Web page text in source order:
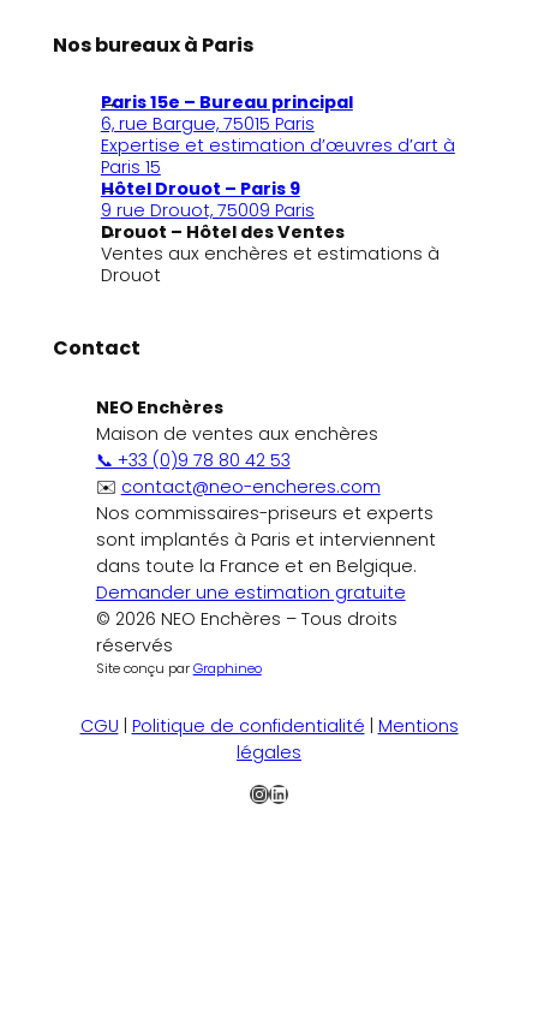
Nos bureaux à Paris
Paris 15e – Bureau principal
6, rue Bargue, 75015 Paris
Expertise et estimation d’œuvres d’art à
Paris 15
Hôtel Drouot – Paris 9
9 rue Drouot, 75009 Paris
Drouot – Hôtel des Ventes
Ventes aux enchères et estimations à
Drouot
Contact
NEO Enchères
Maison de ventes aux enchères
📞 +33 (0)9 78 80 42 53
✉️ contact@neo-encheres.com
Nos commissaires-priseurs et experts
sont implantés à Paris et interviennent
dans toute la France et en Belgique.
Demander une estimation gratuite
© 2026 NEO Enchères – Tous droits
réservés
Site conçu parGraphineo
CGU | Politique de confidentialité | Mentions
légales
Instagram
LinkedIn